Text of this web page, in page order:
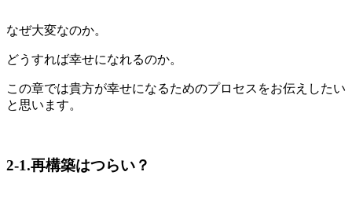
なぜ大変なのか。
どうすれば幸せになれるのか。
この章では貴方が幸せになるためのプロセスをお伝えしたい
と思います。
2-1.再構築はつらい？